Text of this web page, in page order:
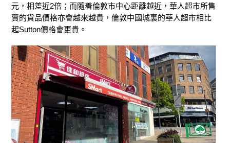
元，相差近2倍；而隨着倫敦市中心距離越近，華人超市所售
賣的貨品價格亦會越來越貴，倫敦中國城裏的華人超市相比
起Sutton價格會更貴。